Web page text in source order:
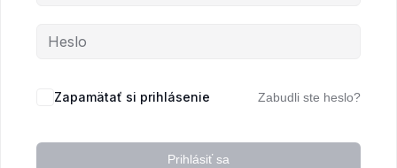
Zapamätať si prihlásenie Zabudli ste heslo?
Prihlásiť sa